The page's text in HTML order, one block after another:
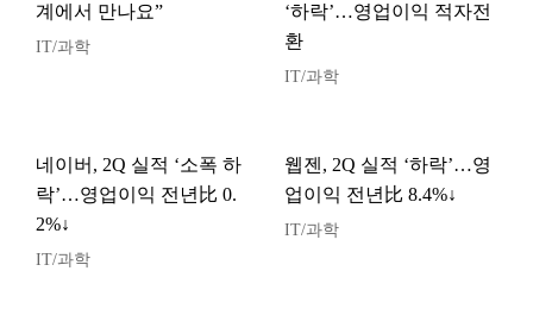
계에서 만나요”
IT/과학
‘하락’…영업이익 적자전
환
IT/과학
네이버, 2Q 실적 ‘소폭 하
락’…영업이익 전년比 0.
2%↓
IT/과학
웹젠, 2Q 실적 ‘하락’…영
업이익 전년比 8.4%↓
IT/과학